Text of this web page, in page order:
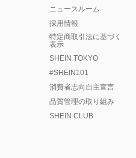
ニュースルーム
採用情報
特定商取引法に基づく
表示
SHEIN TOKYO
#SHEIN101
消費者志向自主宣言
品質管理の取り組み
SHEIN CLUB